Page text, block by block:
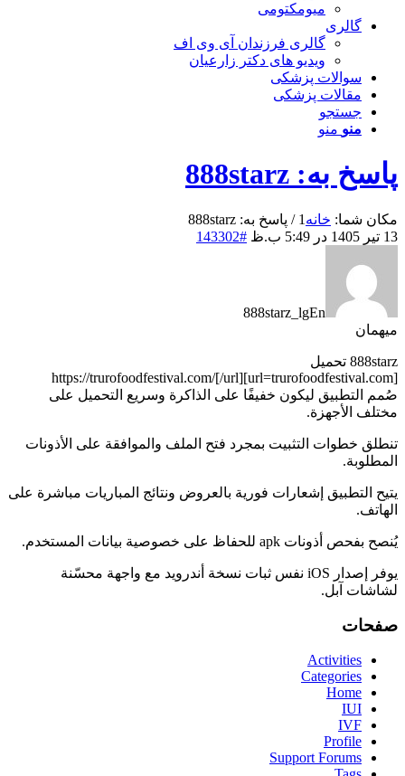
میومکتومی
گالری
گالری فرزندان آی وی اف
ویدیو های دکتر زارعیان
سوالات پزشکی
مقالات پزشکی
جستجو
منو منو
پاسخ به: 888starz
مکان شما: خانه 1
/ پاسخ به: 888starz
13 تیر 1405 در 5:49 ب.ظ
#143302
888starz_lgEn
میهمان
888starz تحميل
[url=trurofoodfestival.com]https://trurofoodfestival.com/[/url]
صُمم التطبيق ليكون خفيفًا على الذاكرة وسريع التحميل على
مختلف الأجهزة.
تنطلق خطوات التثبيت بمجرد فتح الملف والموافقة على الأذونات
المطلوبة.
يتيح التطبيق إشعارات فورية بالعروض ونتائج المباريات مباشرة على
الهاتف.
يُنصح بفحص أذونات apk للحفاظ على خصوصية بيانات المستخدم.
يوفر إصدار iOS نفس ثبات نسخة أندرويد مع واجهة محسّنة
لشاشات آبل.
صفحات
Activities
Categories
Home
IUI
IVF
Profile
Support Forums